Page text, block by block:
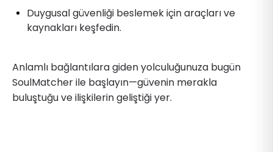
Duygusal güvenliği beslemek için araçları ve
kaynakları keşfedin.
Anlamlı bağlantılara giden yolculuğunuza bugün
SoulMatcher ile başlayın—güvenin merakla
buluştuğu ve ilişkilerin geliştiği yer.